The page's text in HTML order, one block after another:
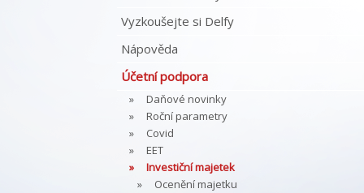
Vyzkoušejte si Delfy
Nápověda
Účetní podpora
Daňové novinky
Roční parametry
Covid
EET
Investiční majetek
Ocenění majetku